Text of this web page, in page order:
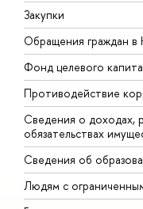
Закупки
Обращения граждан
Фонд целевого
Противодействие
Сведения о доходах,
обязательствах
Сведения об
Людям с